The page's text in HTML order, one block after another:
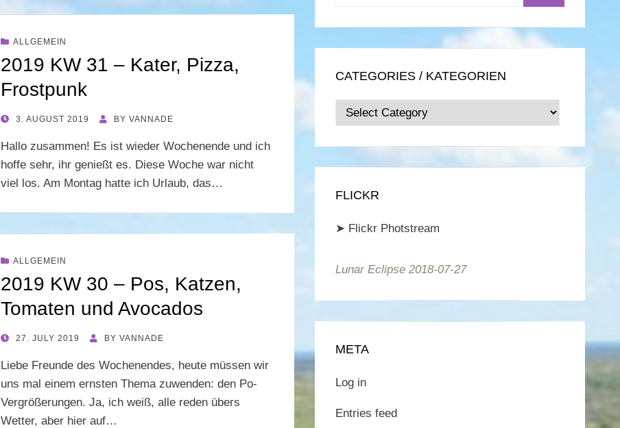
ALLGEMEIN
2019 KW 31 – Kater, Pizza,
Frostpunk
POSTED
3. AUGUST 2019 BY VANNADE
Hallo zusammen! Es ist wieder Wochenende und ich
hoffe sehr, ihr genießt es. Diese Woche war nicht
viel los. Am Montag hatte ich Urlaub, das…
ALLGEMEIN
2019 KW 30 – Pos, Katzen,
Tomaten und Avocados
POSTED
27. JULY 2019 BY VANNADE
Liebe Freunde des Wochenendes, heute müssen wir
uns mal einem ernsten Thema zuwenden: den Po-
Vergrößerungen. Ja, ich weiß, alle reden übers
Wetter, aber hier auf…
CATEGORIES / KATEGORIEN
Categories
/
Kategorien
FLICKR
➤ Flickr Photstream
Lunar Eclipse 2018-07-27
META
Log in
Entries feed